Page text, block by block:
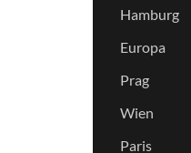
Hamburg
Europa
Prag
Wien
Paris